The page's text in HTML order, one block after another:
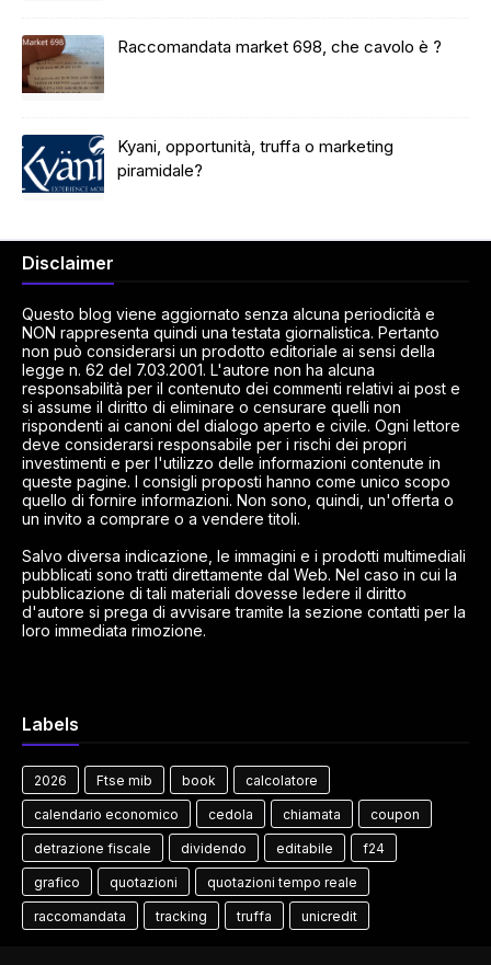
Raccomandata market 698, che cavolo è ?
Kyani, opportunità, truffa o marketing
piramidale?
Disclaimer
Questo blog viene aggiornato senza alcuna periodicità e
NON rappresenta quindi una testata giornalistica. Pertanto
non può considerarsi un prodotto editoriale ai sensi della
legge n. 62 del 7.03.2001. L'autore non ha alcuna
responsabilità per il contenuto dei commenti relativi ai post e
si assume il diritto di eliminare o censurare quelli non
rispondenti ai canoni del dialogo aperto e civile. Ogni lettore
deve considerarsi responsabile per i rischi dei propri
investimenti e per l'utilizzo delle informazioni contenute in
queste pagine. I consigli proposti hanno come unico scopo
quello di fornire informazioni. Non sono, quindi, un'offerta o
un invito a comprare o a vendere titoli.
Salvo diversa indicazione, le immagini e i prodotti multimediali
pubblicati sono tratti direttamente dal Web. Nel caso in cui la
pubblicazione di tali materiali dovesse ledere il diritto
d'autore si prega di avvisare tramite la sezione contatti per la
loro immediata rimozione.
Labels
2026 Ftse mib book calcolatore
calendario economico cedola chiamata coupon
detrazione fiscale dividendo editabile f24
grafico quotazioni quotazioni tempo reale
raccomandata tracking truffa unicredit